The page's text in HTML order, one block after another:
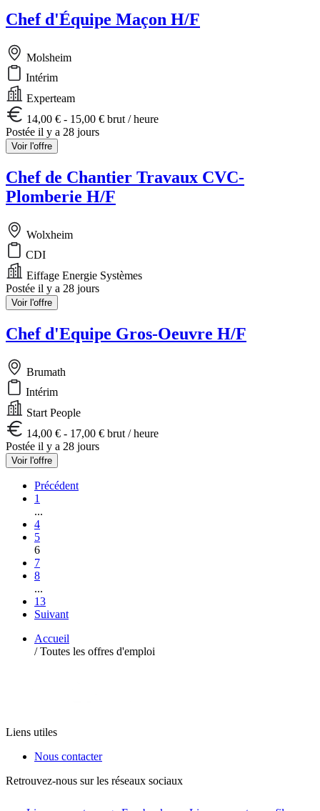
Chef d'Équipe Maçon H/F
Molsheim
Intérim
Experteam
14,00 € - 15,00 € brut / heure
Postée il y a 28 jours
Voir l'offre
Chef de Chantier Travaux CVC-
Plomberie H/F
Wolxheim
CDI
Eiffage Energie Systèmes
Postée il y a 28 jours
Voir l'offre
Chef d'Equipe Gros-Oeuvre H/F
Brumath
Intérim
Start People
14,00 € - 17,00 € brut / heure
Postée il y a 28 jours
Voir l'offre
Précédent
1
...
4
5
6
7
8
...
13
Suivant
Accueil
/ Toutes les offres d'emploi
Liens utiles
Nous contacter
Retrouvez-nous sur les réseaux sociaux